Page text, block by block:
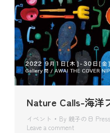
Nature Calls-海洋
イベント By 親子の日 Press
Leave a comment